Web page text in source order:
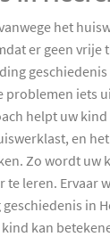
het
er geen vrije
geschiedenis
problemen iets
helpt uw
en
Zo wordt uw
te leren. Ervaar
in
kan